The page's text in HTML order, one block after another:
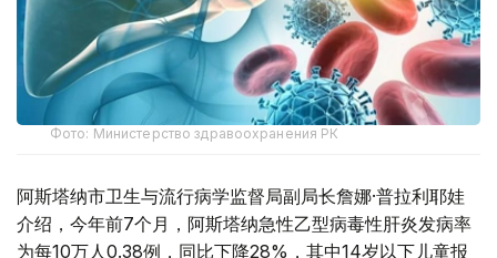
Фото: Министерство здравоохранения РК
阿斯塔纳市卫生与流行病学监督局副局长詹娜·普拉利耶娃
介绍，今年前7个月，阿斯塔纳急性乙型病毒性肝炎发病率
为每10万人0.38例，同比下降28%，其中14岁以下儿童报